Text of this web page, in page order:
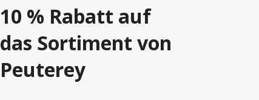
10 % Rabatt auf
das Sortiment von
Peuterey